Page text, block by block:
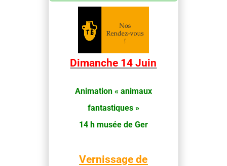
Dimanche 14 Juin
Animation « animaux
fantastiques »
14 h musée de Ger
Vernissage de